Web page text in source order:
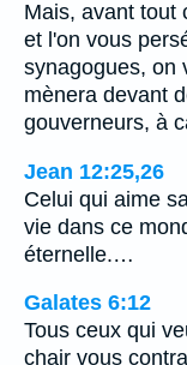
Mais, avant tout
et l'on vous
synagogues, on
mènera devant
gouverneurs, à
Jean 12:25,26
Celui qui aime
vie dans ce
éternelle.…
Galates 6:12
Tous ceux qui
chair vous